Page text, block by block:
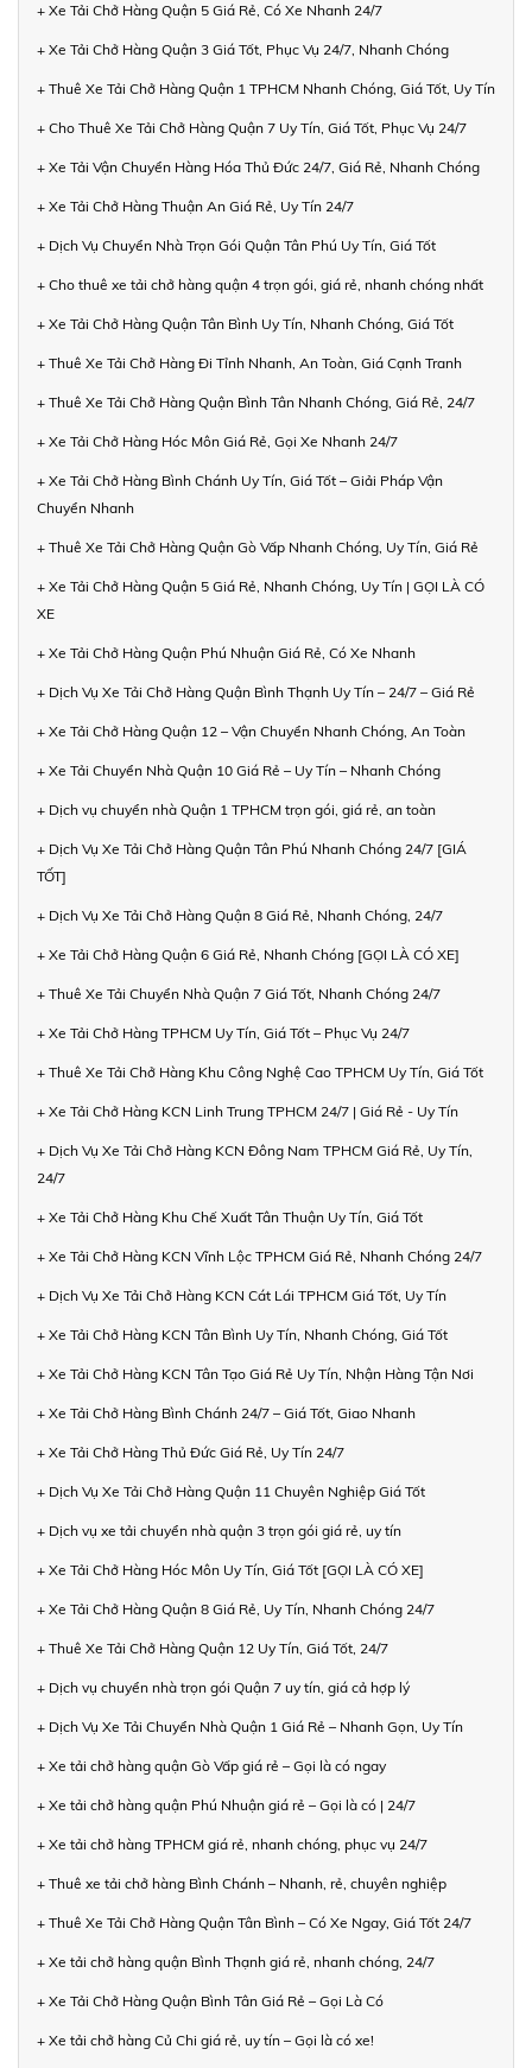
+ Xe Tải Chở Hàng Quận 5 Giá Rẻ, Có Xe Nhanh 24/7
+ Xe Tải Chở Hàng Quận 3 Giá Tốt, Phục Vụ 24/7, Nhanh Chóng
+ Thuê Xe Tải Chở Hàng Quận 1 TPHCM Nhanh Chóng, Giá Tốt, Uy Tín
+ Cho Thuê Xe Tải Chở Hàng Quận 7 Uy Tín, Giá Tốt, Phục Vụ 24/7
+ Xe Tải Vận Chuyển Hàng Hóa Thủ Đức 24/7, Giá Rẻ, Nhanh Chóng
+ Xe Tải Chở Hàng Thuận An Giá Rẻ, Uy Tín 24/7
+ Dịch Vụ Chuyển Nhà Trọn Gói Quận Tân Phú Uy Tín, Giá Tốt
+ Cho thuê xe tải chở hàng quận 4 trọn gói, giá rẻ, nhanh chóng nhất
+ Xe Tải Chở Hàng Quận Tân Bình Uy Tín, Nhanh Chóng, Giá Tốt
+ Thuê Xe Tải Chở Hàng Đi Tỉnh Nhanh, An Toàn, Giá Cạnh Tranh
+ Thuê Xe Tải Chở Hàng Quận Bình Tân Nhanh Chóng, Giá Rẻ, 24/7
+ Xe Tải Chở Hàng Hóc Môn Giá Rẻ, Gọi Xe Nhanh 24/7
+ Xe Tải Chở Hàng Bình Chánh Uy Tín, Giá Tốt – Giải Pháp Vận
Chuyển Nhanh
+ Thuê Xe Tải Chở Hàng Quận Gò Vấp Nhanh Chóng, Uy Tín, Giá Rẻ
+ Xe Tải Chở Hàng Quận 5 Giá Rẻ, Nhanh Chóng, Uy Tín | GỌI LÀ CÓ
XE
+ Xe Tải Chở Hàng Quận Phú Nhuận Giá Rẻ, Có Xe Nhanh
+ Dịch Vụ Xe Tải Chở Hàng Quận Bình Thạnh Uy Tín – 24/7 – Giá Rẻ
+ Xe Tải Chở Hàng Quận 12 – Vận Chuyển Nhanh Chóng, An Toàn
+ Xe Tải Chuyển Nhà Quận 10 Giá Rẻ – Uy Tín – Nhanh Chóng
+ Dịch vụ chuyển nhà Quận 1 TPHCM trọn gói, giá rẻ, an toàn
+ Dịch Vụ Xe Tải Chở Hàng Quận Tân Phú Nhanh Chóng 24/7 [GIÁ
TỐT]
+ Dịch Vụ Xe Tải Chở Hàng Quận 8 Giá Rẻ, Nhanh Chóng, 24/7
+ Xe Tải Chở Hàng Quận 6 Giá Rẻ, Nhanh Chóng [GỌI LÀ CÓ XE]
+ Thuê Xe Tải Chuyển Nhà Quận 7 Giá Tốt, Nhanh Chóng 24/7
+ Xe Tải Chở Hàng TPHCM Uy Tín, Giá Tốt – Phục Vụ 24/7
+ Thuê Xe Tải Chở Hàng Khu Công Nghệ Cao TPHCM Uy Tín, Giá Tốt
+ Xe Tải Chở Hàng KCN Linh Trung TPHCM 24/7 | Giá Rẻ - Uy Tín
+ Dịch Vụ Xe Tải Chở Hàng KCN Đông Nam TPHCM Giá Rẻ, Uy Tín,
24/7
+ Xe Tải Chở Hàng Khu Chế Xuất Tân Thuận Uy Tín, Giá Tốt
+ Xe Tải Chở Hàng KCN Vĩnh Lộc TPHCM Giá Rẻ, Nhanh Chóng 24/7
+ Dịch Vụ Xe Tải Chở Hàng KCN Cát Lái TPHCM Giá Tốt, Uy Tín
+ Xe Tải Chở Hàng KCN Tân Bình Uy Tín, Nhanh Chóng, Giá Tốt
+ Xe Tải Chở Hàng KCN Tân Tạo Giá Rẻ Uy Tín, Nhận Hàng Tận Nơi
+ Xe Tải Chở Hàng Bình Chánh 24/7 – Giá Tốt, Giao Nhanh
+ Xe Tải Chở Hàng Thủ Đức Giá Rẻ, Uy Tín 24/7
+ Dịch Vụ Xe Tải Chở Hàng Quận 11 Chuyên Nghiệp Giá Tốt
+ Dịch vụ xe tải chuyển nhà quận 3 trọn gói giá rẻ, uy tín
+ Xe Tải Chở Hàng Hóc Môn Uy Tín, Giá Tốt [GỌI LÀ CÓ XE]
+ Xe Tải Chở Hàng Quận 8 Giá Rẻ, Uy Tín, Nhanh Chóng 24/7
+ Thuê Xe Tải Chở Hàng Quận 12 Uy Tín, Giá Tốt, 24/7
+ Dịch vụ chuyển nhà trọn gói Quận 7 uy tín, giá cả hợp lý
+ Dịch Vụ Xe Tải Chuyển Nhà Quận 1 Giá Rẻ – Nhanh Gọn, Uy Tín
+ Xe tải chở hàng quận Gò Vấp giá rẻ – Gọi là có ngay
+ Xe tải chở hàng quận Phú Nhuận giá rẻ – Gọi là có | 24/7
+ Xe tải chở hàng TPHCM giá rẻ, nhanh chóng, phục vụ 24/7
+ Thuê xe tải chở hàng Bình Chánh – Nhanh, rẻ, chuyên nghiệp
+ Thuê Xe Tải Chở Hàng Quận Tân Bình – Có Xe Ngay, Giá Tốt 24/7
+ Xe tải chở hàng quận Bình Thạnh giá rẻ, nhanh chóng, 24/7
+ Xe Tải Chở Hàng Quận Bình Tân Giá Rẻ – Gọi Là Có
+ Xe tải chở hàng Củ Chi giá rẻ, uy tín – Gọi là có xe!